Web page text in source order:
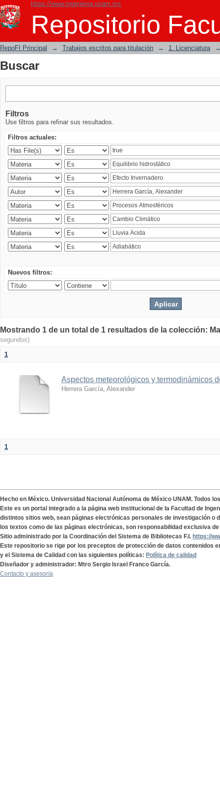
https://www.ingenieria.unam.mx
Repositorio
Buscar
RepoFI Principal → Trabajos escritos para titulación → 1. Licenciatura
Buscar
Filtros
Use filtros para refinar sus resultados.
Filtros actuales:
Nuevos filtros:
Mostrando 1 de un total de 1 resultados de la colección:
segundos)
1
Aspectos meteorológicos y termodinámicos
Herrera García, Alexander
1
Hecho en México. Universidad Nacional Autónoma de México UNAM. Todos
Este es un portal integrado a la página web institucional de la Facultad de
distintos sitios web, sean páginas electrónicas personales de investigación o
los textos como de las páginas electrónicas, son responsabilidad exclusiva
Sitio administrado por la Coordinación del Sistema de Bibliotecas F.I. https://
Este repositorio se rige por los preceptos de protección de datos contenidos
y el Sistema de Calidad con las siguientes políticas: Política de calidad
Diseñador y administrador: Mtro Sergio Israel Franco García.
Contacto y asesoría